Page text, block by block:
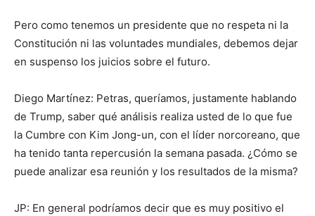
Pero como tenemos un presidente que no respeta ni la
Constitución ni las voluntades mundiales, debemos dejar
en suspenso los juicios sobre el futuro.
Diego Martínez: Petras, queríamos, justamente hablando
de Trump, saber qué análisis realiza usted de lo que fue
la Cumbre con Kim Jong-un, con el líder norcoreano, que
ha tenido tanta repercusión la semana pasada. ¿Cómo se
puede analizar esa reunión y los resultados de la misma?
JP: En general podríamos decir que es muy positivo el